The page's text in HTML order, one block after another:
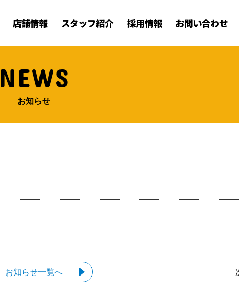
店舗情報 スタッフ紹介 採用情報 お問い合わせ
NEWS
お知らせ
お知らせ一覧へ